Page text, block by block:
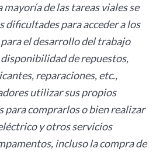
mayoría de las tareas viales se
dificultades para acceder a los
el desarrollo del trabajo
de repuestos,
reparaciones, etc.,
utilizar sus propios
para comprarlos o bien realizar
y otros servicios
incluso la compra de